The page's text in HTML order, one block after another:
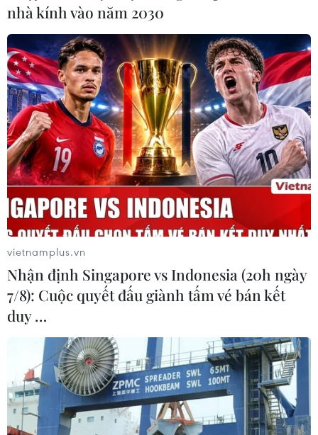
tác cấp cứu và điều trị dịp Tết Nguyên đán.
nhà kính vào năm 2030
vietnamplus.vn
Nhận định Singapore vs Indonesia (20h ngày
7/8): Cuộc quyết đấu giành tấm vé bán kết
duy …